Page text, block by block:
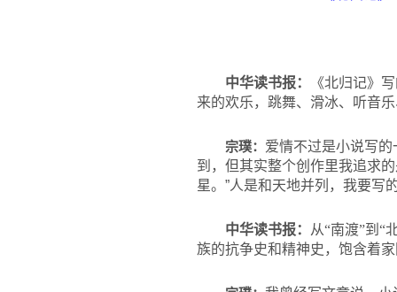
中华读书报：
《北归记》
来的欢乐，跳舞、滑冰、听音
宗璞： 爱情不过是小说写
到，但其实整个创作里我追求
星。”人是和天地并列，我要写
中华读书报：
从“南渡”到“
族的抗争史和精神史，饱含着